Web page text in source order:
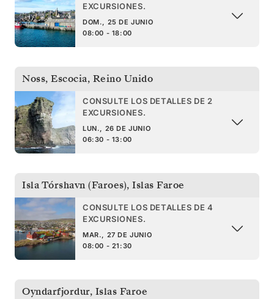
EXCURSIONES.
DOM., 25 DE JUNIO
08:00 - 18:00
Noss, Escocia, Reino Unido
CONSULTE LOS DETALLES DE 2
EXCURSIONES.
LUN., 26 DE JUNIO
06:30 - 13:00
Isla Tórshavn (Faroes), Islas Faroe
CONSULTE LOS DETALLES DE 4
EXCURSIONES.
MAR., 27 DE JUNIO
08:00 - 21:30
Oyndarfjordur, Islas Faroe